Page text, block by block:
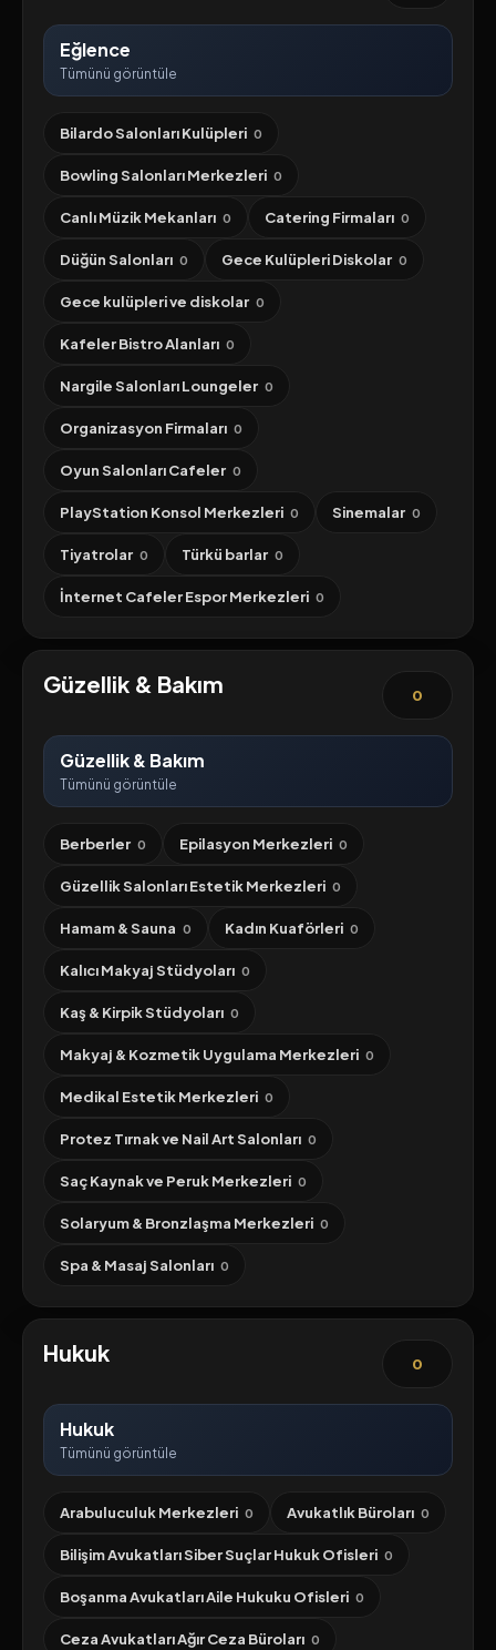
Eğlence
Tümünü görüntüle
Bilardo Salonları Kulüpleri 0
Bowling Salonları Merkezleri 0
Canlı Müzik Mekanları 0 Catering Firmaları 0
Düğün Salonları 0 Gece Kulüpleri Diskolar 0
Gece kulüpleri ve diskolar 0
Kafeler Bistro Alanları 0
Nargile Salonları Loungeler 0
Organizasyon Firmaları 0
Oyun Salonları Cafeler 0
PlayStation Konsol Merkezleri 0 Sinemalar 0
Tiyatrolar 0 Türkü barlar 0
İnternet Cafeler Espor Merkezleri 0
Güzellik & Bakım 0
Güzellik & Bakım
Tümünü görüntüle
Berberler 0 Epilasyon Merkezleri 0
Güzellik Salonları Estetik Merkezleri 0
Hamam & Sauna 0 Kadın Kuaförleri 0
Kalıcı Makyaj Stüdyoları 0
Kaş & Kirpik Stüdyoları 0
Makyaj & Kozmetik Uygulama Merkezleri 0
Medikal Estetik Merkezleri 0
Protez Tırnak ve Nail Art Salonları 0
Saç Kaynak ve Peruk Merkezleri 0
Solaryum & Bronzlaşma Merkezleri 0
Spa & Masaj Salonları 0
Hukuk 0
Hukuk
Tümünü görüntüle
Arabuluculuk Merkezleri 0 Avukatlık Büroları 0
Bilişim Avukatları Siber Suçlar Hukuk Ofisleri 0
Boşanma Avukatları Aile Hukuku Ofisleri 0
Ceza Avukatları Ağır Ceza Büroları 0